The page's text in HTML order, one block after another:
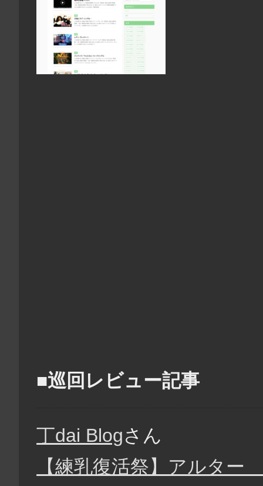
■巡回レビュー記事
丁dai Blogさん
【練乳復活祭】アルタ